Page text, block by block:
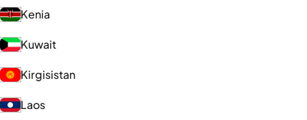
Kenia
Kuwait
Kirgisistan
Laos